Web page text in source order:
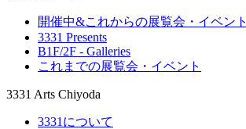
開催中&これからの展覧会・イベント
3331 Presents
B1F/2F - Galleries
これまでの展覧会・イベント
3331 Arts Chiyoda
3331について